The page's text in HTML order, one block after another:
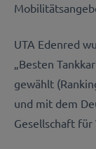
UTA Edenred
„Besten
gewählt
und mit dem
Gesellschaft für